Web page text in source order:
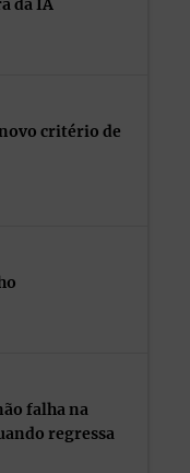
da IA
novo critério de
falha na
regressa